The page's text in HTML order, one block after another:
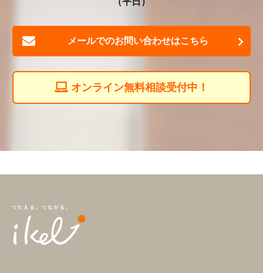
メールでのお問い合わせはこちら
オンライン無料相談受付中！